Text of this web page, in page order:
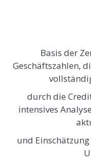
Basis der
Geschäftszahlen,
durch die
intensives
und